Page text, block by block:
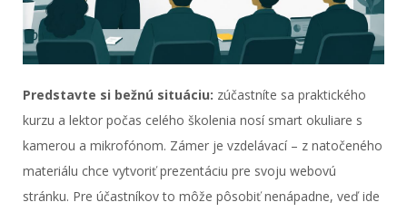
Predstavte si bežnú situáciu: zúčastníte sa praktického
kurzu a lektor počas celého školenia nosí smart okuliare s
kamerou a mikrofónom. Zámer je vzdelávací – z natočeného
materiálu chce vytvoriť prezentáciu pre svoju webovú
stránku. Pre účastníkov to môže pôsobiť nenápadne, veď ide